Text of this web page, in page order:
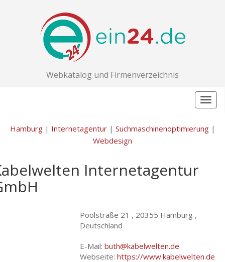
Webkatalog und Firmenverzeichnis
Hamburg| Internetagentur| Suchmaschinenoptimierung|
Webdesign
Internetagentur
Poolstraße 21 , 20355 Hamburg ,
Deutschland
E-Mail:buth@kabelwelten.de
Webseite:https://www.kabelwelten.de